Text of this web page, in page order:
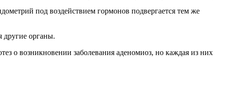
под воздействием гормонов подвергается тем же
другие органы.
о возникновении заболевания аденомиоз, но каждая из них